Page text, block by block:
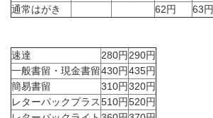
通常はがき
62円 63円
速達 280円 290円
一般書留・現金書留430円435円
簡易書留
310円320円
レターパックプラス510円520円